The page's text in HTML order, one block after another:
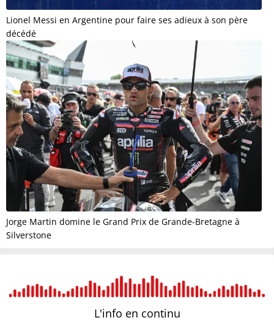
Lionel Messi en Argentine pour faire ses adieux à son père
décédé
Jorge Martin domine le Grand Prix de Grande-Bretagne à
Silverstone
L'info en continu